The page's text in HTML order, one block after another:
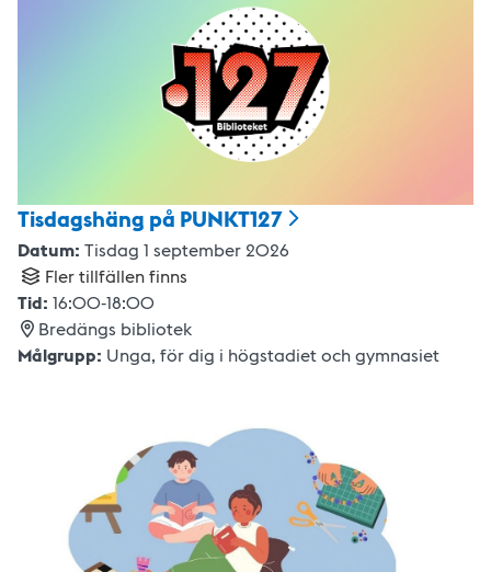
Tisdagshäng på PUNKT127
Datum: Tisdag 1 september 2026
Fler tillfällen finns
Tid: 16:00-18:00
Bredängs bibliotek
Målgrupp: Unga, för dig i högstadiet och gymnasiet